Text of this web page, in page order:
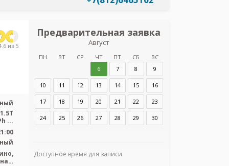
из 5
...
Предварительная заявка
Август
ПН ВТ СР ЧТ ПТ СБ
ВС
6
7 8 9
10 11 12 13 14 15 16
17 18 19 20 21 22 23
24 25 26 27 28 29 30
Доступное время для записи